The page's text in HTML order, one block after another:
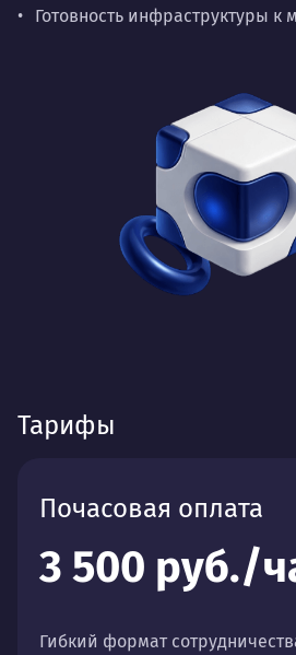
Готовность инфраструктуры
Тарифы
Почасовая оплата
3 500 руб./
Гибкий формат